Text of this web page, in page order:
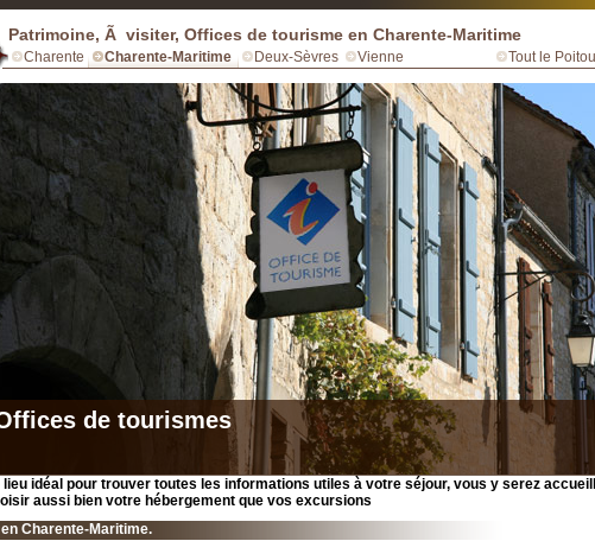
Patrimoine, Ã visiter, Offices de tourisme en Charente-Maritime
Charente Charente-Maritime Deux-Sèvres Vienne Tout le
de tourismes
lieu idéal pour trouver toutes les informations utiles à votre séjour, vous y serez
aussi bien votre hébergement que vos excursions
Charente-Maritime.